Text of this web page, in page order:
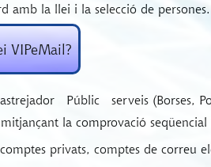
amb la llei i la selecció de persones.
VIPeMail?
Públic
serveis (Borses,
la comprovació
privats, comptes de correu